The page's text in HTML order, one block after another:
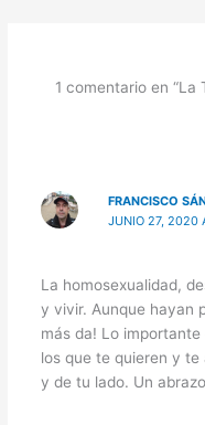
1 comentario en “La
FRANCISCO
JUNIO 27, 2020
La homosexualidad,
y vivir. Aunque hayan
más da! Lo
los que te quieren y
y de tu lado. Un abrazo